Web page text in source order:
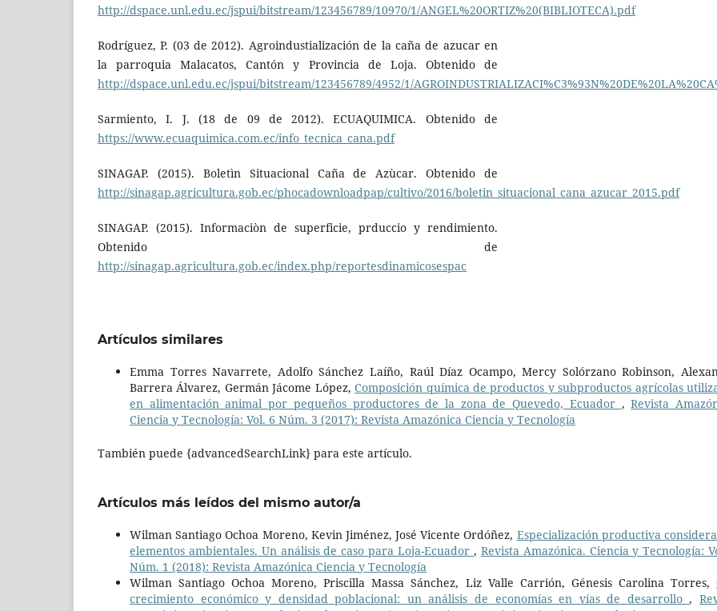
http://dspace.unl.edu.ec/jspui/bitstream/123456789/10970/1/ANGEL%20ORTIZ%20(BIBLIOTECA).pdf
Rodríguez, P. (03 de 2012). Agroindustialización de la caña de azucar en
la parroquia Malacatos, Cantón y Provincia de Loja. Obtenido de
http://dspace.unl.edu.ec/jspui/bitstream/123456789/4952/1/
Sarmiento, I. J. (18 de 09 de 2012). ECUAQUIMICA. Obtenido de
https://www.ecuaquimica.com.ec/info_tecnica_cana.pdf
SINAGAP. (2015). Boletìn Situacional Caña de Azùcar. Obtenido de
http://sinagap.agricultura.gob.ec/phocadownloadpap/cultivo/2016/boletin_situacional_cana_azucar_2015.pdf
SINAGAP. (2015). Informaciòn de superficie, prduccio y rendimiento.
Obtenido de
http://sinagap.agricultura.gob.ec/index.php/reportesdinamicosespac
Artículos similares
Emma Torres Navarrete, Adolfo Sánchez Laíño, Raúl Díaz Ocampo, Mercy Solórzano Robinson,
Barrera Álvarez, Germán Jácome López,Composición química de productos y subproductos agrícolas
en alimentación animal por pequeños productores de la zona de Quevedo, Ecuador ,Revista
Ciencia y Tecnología: Vol. 6 Núm. 3 (2017): Revista Amazónica Ciencia y Tecnología
También puede {advancedSearchLink} para este artículo.
Artículos más leídos del mismo autor/a
Wilman Santiago Ochoa Moreno, Kevin Jiménez, José Vicente Ordóñez, Especialización productiva
elementos ambientales. Un análisis de caso para Loja-Ecuador , Revista Amazónica. Ciencia y Tecnología:
Núm. 1 (2018): Revista Amazónica Ciencia y Tecnología
Wilman Santiago Ochoa Moreno, Priscilla Massa Sánchez, Liz Valle Carrión, Génesis Carolina Torres,
crecimiento económico y densidad poblacional: un análisis de economías en vías de desarrollo,